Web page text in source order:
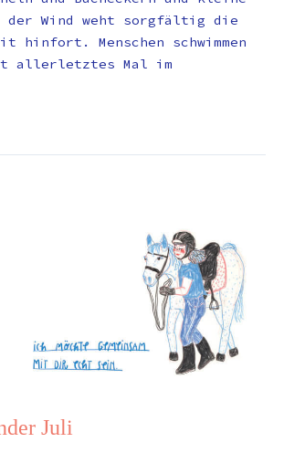
der Wind weht sorgfältig die
hinfort. Menschen schwimmen
allerletztes Mal im
Juli